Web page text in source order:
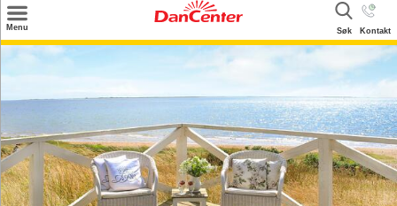
Menu Kontakt
Søk
Info
Service